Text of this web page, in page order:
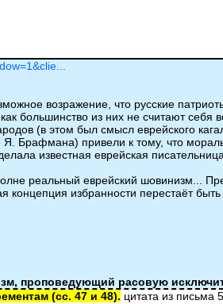
возражение, что русские
большинство из них не считают
(в этом был смысл еврейского
Брафмана) привели к тому, что
известная еврейская
реальный еврейский шовинизм...
концепция избранности перестаёт
проповедующий расовую
(сс. 47 и 48). цитата из письма